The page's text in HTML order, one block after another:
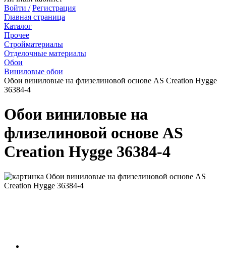
Войти / Регистрация
Главная страница
Каталог
Прочее
Стройматериалы
Отделочные материалы
Обои
Виниловые обои
Обои виниловые на флизелиновой основе AS Creation Hygge
36384-4
Обои виниловые на
флизелиновой основе AS
Creation Hygge 36384-4